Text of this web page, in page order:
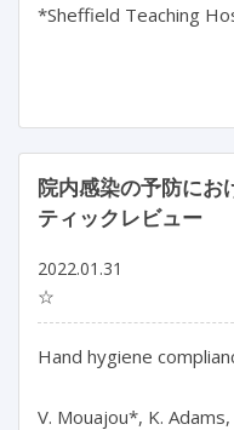
*Sheffield Teaching
院内感染の予防にお
ティックレビュー
2022.01.31
☆
Hand hygiene
V. Mouajou*, K.